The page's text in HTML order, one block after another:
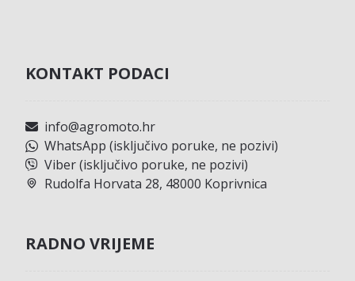
KONTAKT PODACI
info@agromoto.hr
WhatsApp (isključivo poruke, ne pozivi)
Viber (isključivo poruke, ne pozivi)
Rudolfa Horvata 28, 48000 Koprivnica
RADNO VRIJEME